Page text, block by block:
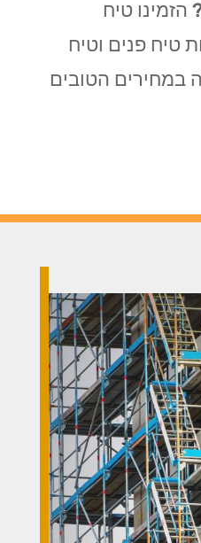
הזמינו טיח
טיח פנים וטיח
במחירים הטובים